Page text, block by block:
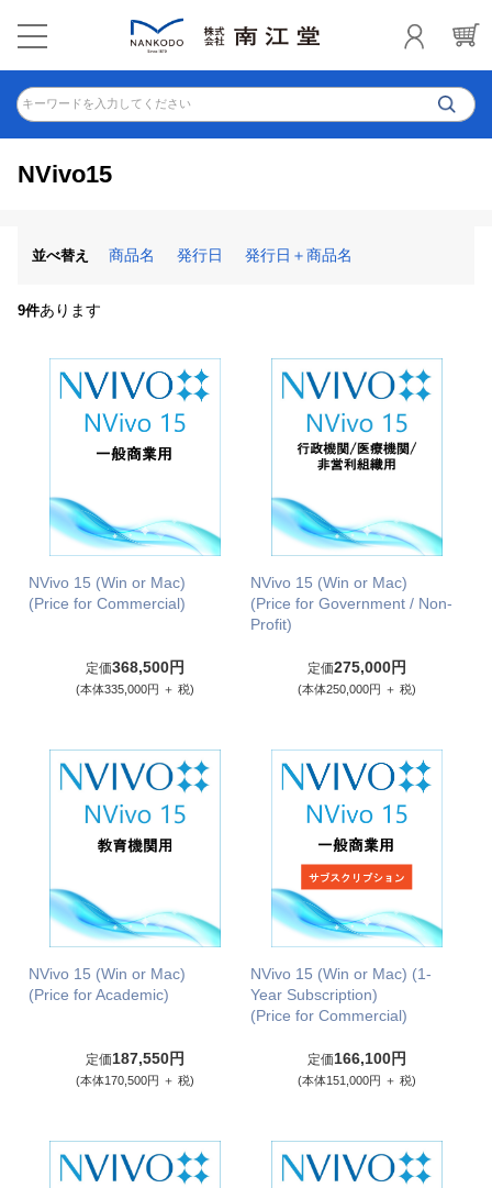
キーワードを入力してください
NVivo15
並べ替え 商品名 発行日 発行日＋商品名
9件あります
NVivo 15 (Win or Mac)
(Price for Commercial)
定価368,500円
(本体335,000円 ＋ 税)
NVivo 15 (Win or Mac)
(Price for Government / Non-
Profit)
定価275,000円
(本体250,000円 ＋ 税)
NVivo 15 (Win or Mac)
(Price for Academic)
定価187,550円
(本体170,500円 ＋ 税)
NVivo 15 (Win or Mac) (1-
Year Subscription)
(Price for Commercial)
定価166,100円
(本体151,000円 ＋ 税)